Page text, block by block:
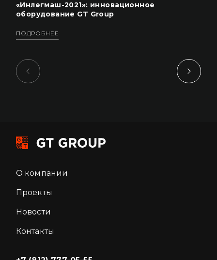
«Инлегмаш-2021»: инновационное
оборудование GT Group
ПОДРОБНЕЕ
О компании
Проекты
Новости
Контакты